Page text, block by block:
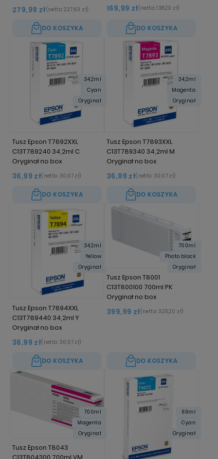
279,99 zł(netto: 227,63 zł)
DO KOSZYKA
169,99 zł(netto: 138,20 zł)
DO KOSZYKA
Tusz Epson T7892XXL
C13T789240 34,2ml C
Oryginał no box
36,99 zł(netto: 30,07 zł)
DO KOSZYKA
34,2ml
Cyan
Oryginał
Tusz Epson T7893XXL
C13T789340 34,2ml M
Oryginał no box
36,99 zł(netto: 30,07 zł)
DO KOSZYKA
34,2ml
Magenta
Oryginał
Tusz Epson T7894XXL
C13T789440 34,2ml Y
Oryginał no box
36,99 zł(netto: 30,07 zł)
DO KOSZYKA
34,2ml
Yellow
Oryginał
Tusz Epson T8001
C13T800100 700ml PK
Oryginał no box
399,99 zł(netto: 325,20 zł)
DO KOSZYKA
700ml
Photo black
Oryginał
Tusz Epson T8043
C13T804300 700ml VM
700ml
Magenta
Oryginał
69ml
Cyan
Oryginał